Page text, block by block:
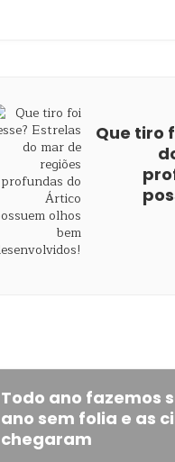
Que tiro
Todo ano fazemos
ano sem folia e as
chegaram